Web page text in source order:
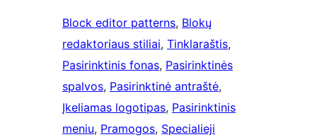
Block editor patterns, Blokų
redaktoriaus stiliai, Tinklaraštis
Pasirinktinis fonas, Pasirinktinės
spalvos, Pasirinktinė antraštė
Įkeliamas logotipas, Pasirinktinis
meniu, Pramogos, Specialieji